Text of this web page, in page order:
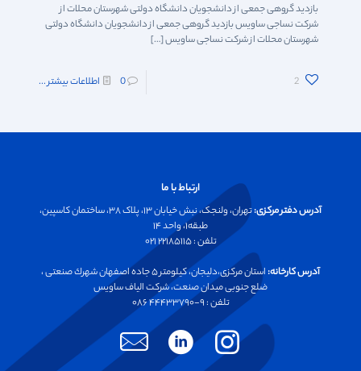
بازدید گروهی جمعی از دانشجویان دانشگاه دولتی شهرستان محلات از
شرکت نساجی ساویس بازدید گروهی جمعی از دانشجویان دانشگاه دولتی
شهرستان محلات از شرکت نساجی ساویس[…]
2
0 اطلاعات بیشتر ...
ارتباط با ما
آدرس دفتر مرکزی:
تهران، ولنجک، نبش خیابان ۱۳، پلاک ۳۸، ساختمان کاسپین،
طبقه۱، واحد ۱۴
تلفن :‌ ۲۲۱۸۵۱۱۵ ۰۲۱
آدرس کارخانه:
استان مرکزی،دليجان، كيلومتر ۵ جاده اصفهان شهرك صنعتی ،
ضلع جنوبی ميدان صنعت، شركت الياف ساويس
تلفن :‌ ۹-۴۴۴۳۳۷۹۰ ۰۸۶